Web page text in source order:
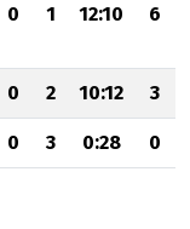
0 1 12:10 6
0 2 10:12 3
0 3 0:28 0